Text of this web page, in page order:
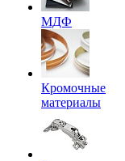
МДФ
Кромочные
материалы